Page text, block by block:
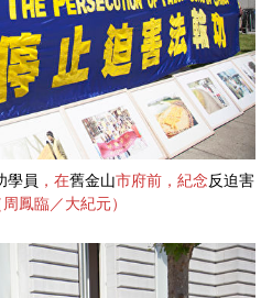
學員 ，在舊金山市府前，紀念反迫害
鳳臨／大紀元）